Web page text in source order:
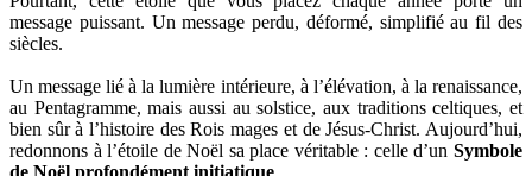
message puissant. Un message perdu, déformé, simplifié au fil des
siècles.
Un message lié à la lumière intérieure, à l’élévation, à la renaissance,
au Pentagramme, mais aussi au solstice, aux traditions celtiques, et
bien sûr à l’histoire des Rois mages et de Jésus-Christ. Aujourd’hui,
redonnons à l’étoile de Noël sa place véritable : celle d’un Symbole
de Noël profondément initiatique